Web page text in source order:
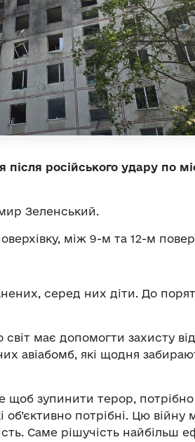
після російського удару по
Зеленський.
між 9-м та 12-м
серед них діти. До
має допомогти захисту від
авіабомб, які щодня
зупинити терор, потрібно
потрібні. Цю війну
Саме рішучість найбільш